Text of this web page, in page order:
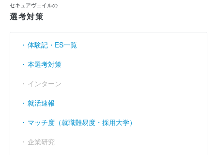
売上伸び率
営業利益率 （％） - 9.61 - 3.3 - 2.91
経常利益率 （％）
セキュアヴェイルの
選考対策
体験記・ES一覧
本選考対策
インターン
就活速報
マッチ度（就職難易度・採用大学）
企業研究